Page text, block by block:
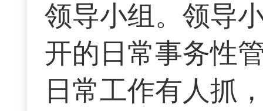
领导小组。领导
开的日常事务性
日常工作有人抓